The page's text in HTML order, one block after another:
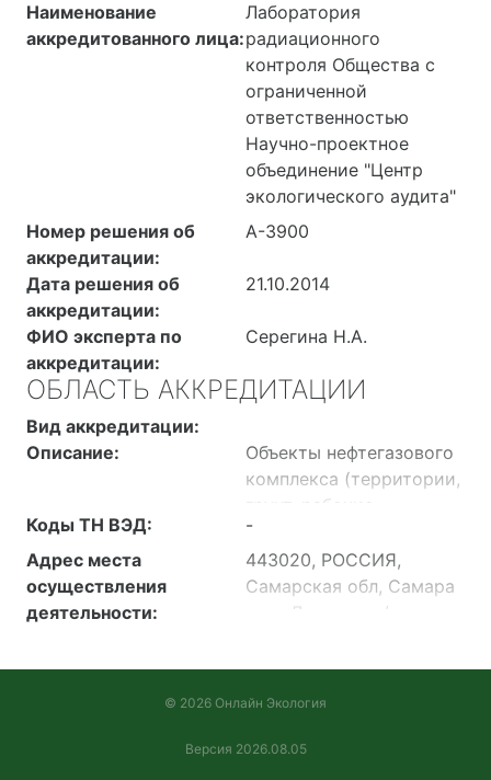
Наименование
аккредитованного лица:
Лаборатория
радиационного
контроля Общества с
ограниченной
ответственностью
Научно-проектное
объединение "Центр
экологического аудита"
Номер решения об
аккредитации:
А-3900
Дата решения об
аккредитации:
21.10.2014
ФИО эксперта по
аккредитации:
Серегина Н.А.
ОБЛАСТЬ АККРЕДИТАЦИИ
Вид аккредитации:
Описание:
Объекты нефтегазового
комплекса (территории,
грунт, рабочие
помещения,
оборудование).
Производственные
отходы на объектах
(жилые, общественные,
коммунальные). Отходы
Коды ТН ВЭД:
-
Адрес места
осуществления
деятельности:
443020, РОССИЯ,
Самарская обл, Самара
г, ул. Ленинская/
56/100, 2 этаж, офис 72,
© 2026 Онлайн Экология
Версия 2026.08.05